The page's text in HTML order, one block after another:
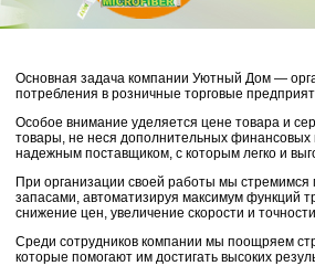
Основная задача компании Уютный Дом —
потребления в розничные торговые
Особое внимание уделяется цене товара и
товары, не неся дополнительных
надежным поставщиком, с которым легко и
При организации своей работы мы
запасами, автоматизируя максимум функций
снижение цен, увеличение скорости и
Среди сотрудников компании мы поощряем
которые помогают им достигать высоких